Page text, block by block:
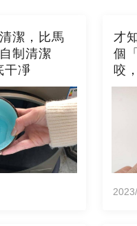
潔，比馬
制清潔
干凈
才
個
咬